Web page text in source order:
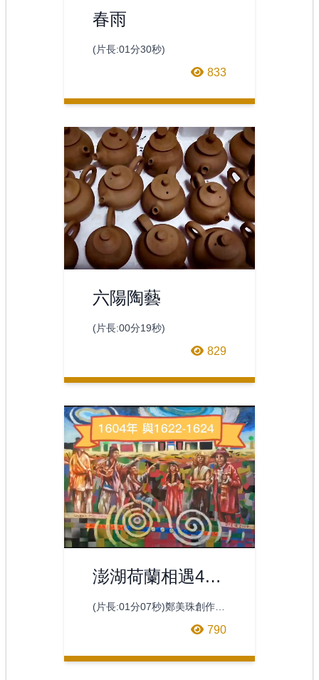
春雨
(片長:01分30秒)
833
六陽陶藝
(片長:00分19秒)
829
澎湖荷蘭相遇400
年
(片長:01分07秒)鄭美珠創作
1604與1622-24年荷蘭人到澎
湖的一系列油畫，及2007年自
助
790